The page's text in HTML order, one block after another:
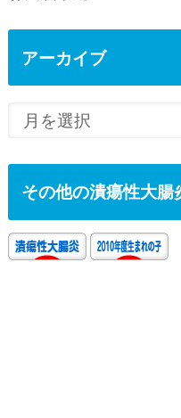
アーカイブ
その他の潰瘍性大腸